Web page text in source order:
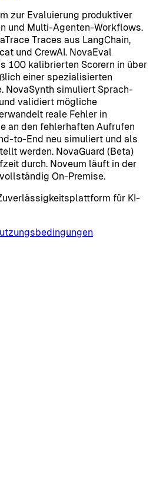
zur Evaluierung produktiver
und Multi-Agenten-Workflows.
Traces aus LangChain,
und CrewAI. NovaEval
100 kalibrierten Scorern in über
einer spezialisierten
NovaSynth simuliert Sprach-
validiert mögliche
reale Fehler in
an den fehlerhaften Aufrufen
to-End neu simuliert und als
werden. NovaGuard (Beta)
durch. Noveum läuft in der
On-Premise.
für KI-